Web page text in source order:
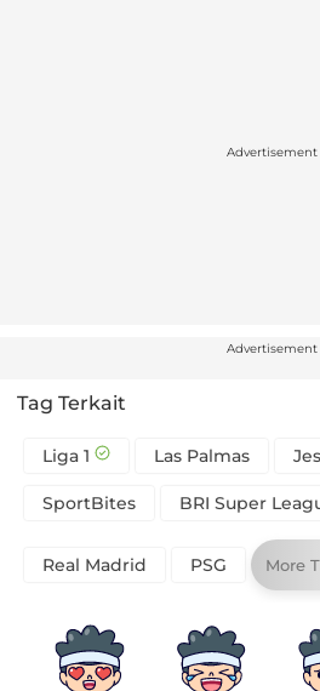
Advertisement
Advertisement
Tag Terkait
Liga 1 Las Palmas
SportBites BRI Super
Real Madrid PSG More